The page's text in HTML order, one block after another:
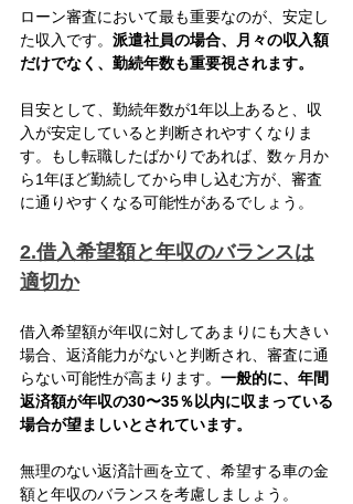
ローン審査において最も重要なのが、安定し
た収入です。 派遣社員の場合、月々の収入額
だけでなく、勤続年数も重要視されます。
目安として、勤続年数が1年以上あると、収
入が安定していると判断されやすくなりま
す。もし転職したばかりであれば、数ヶ月か
ら1年ほど勤続してから申し込む方が、審査
に通りやすくなる可能性があるでしょう。
2.借入希望額と年収のバランスは
適切か
借入希望額が年収に対してあまりにも大きい
場合、返済能力がないと判断され、審査に通
らない可能性が高まります。 一般的に、年間
返済額が年収の30〜35％以内に収まっている
場合が望ましいとされています。
無理のない返済計画を立て、希望する車の金
額と年収のバランスを考慮しましょう。